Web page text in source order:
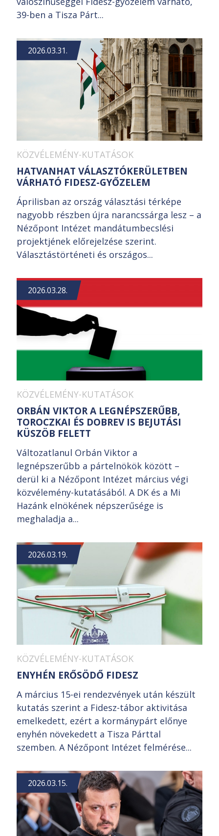
39-ben a Tisza Párt...
2026.03.31.
KÖZVÉLEMÉNY-KUTATÁSOK
HATVANHAT VÁLASZTÓKERÜLETBEN
VÁRHATÓ FIDESZ-GYŐZELEM
Áprilisban az ország választási térképe
nagyobb részben újra narancssárga lesz – a
Nézőpont Intézet mandátumbecslési
projektjének előrejelzése szerint.
Választástörténeti és országos...
2026.03.28.
KÖZVÉLEMÉNY-KUTATÁSOK
ORBÁN VIKTOR A LEGNÉPSZERŰBB,
TOROCZKAI ÉS DOBREV IS BEJUTÁSI
KÜSZÖB FELETT
Változatlanul Orbán Viktor a
legnépszerűbb a pártelnökök között –
derül ki a Nézőpont Intézet március végi
közvélemény-kutatásából. A DK és a Mi
Hazánk elnökének népszerűsége is
meghaladja a...
2026.03.19.
KÖZVÉLEMÉNY-KUTATÁSOK
ENYHÉN ERŐSÖDŐ FIDESZ
A március 15-ei rendezvények után készült
kutatás szerint a Fidesz-tábor aktivitása
emelkedett, ezért a kormánypárt előnye
enyhén növekedett a Tisza Párttal
szemben. A Nézőpont Intézet felmérése...
2026.03.15.